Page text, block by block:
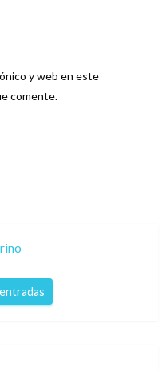
y web en este
comente.